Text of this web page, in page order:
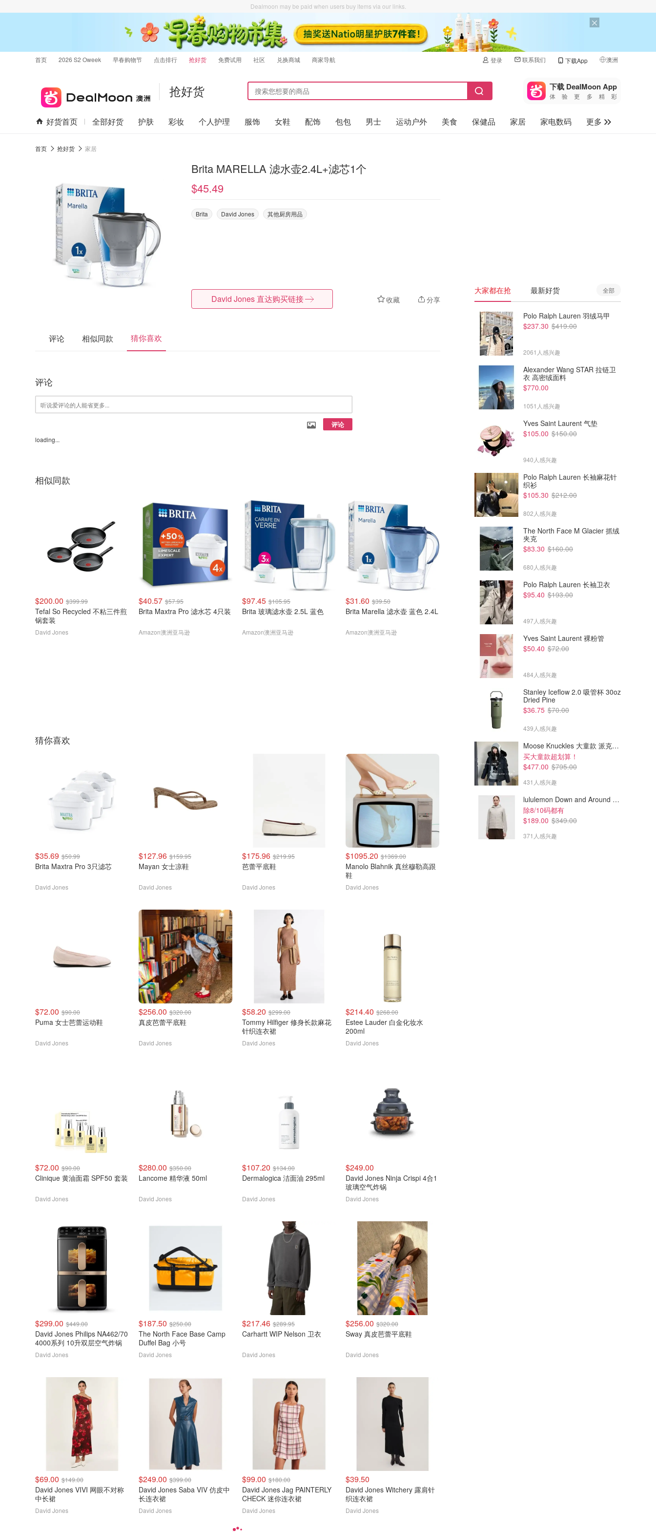
Dealmoon may be paid when users buy items via our links.
首页 2026 S2 Oweek 早春购物节 点击排行 抢好货 免费试用 社区 兑换商城 商家导航 登录 联系我们 下载App 澳洲
🇺🇸
🇨🇳 中国
🇨🇦加拿大
抢好货 下载 DealMoon App
体验更多精彩
好货首页 全部好货 护肤 彩妆 个人护理 服饰 女鞋 配饰 包包 男士 运动户外 美食 保健品 家居 家电数码
更多
首页 抢好货 家居
Brita MARELLA 滤水壶2.4L+滤芯1个
$45.49
Brita David Jones 其他厨房用品
收藏 分享
David Jones 直达购买链接
评论 相似同款 猜你喜欢
评论
评论
loading...
相似同款
$200.00 $399.99
Tefal So Recycled 不粘三件煎
锅套装
David Jones
$40.57 $57.95
Brita Maxtra Pro 滤水芯 4只装
Amazon澳洲亚马逊
$97.45 $105.95
Brita 玻璃滤水壶 2.5L 蓝色
Amazon澳洲亚马逊
$31.60 $39.50
Brita Marella 滤水壶 蓝色 2.4L
Amazon澳洲亚马逊
$117.50 $50.23
(2.4L) 滤水壶 + 滤芯x3
猜你喜欢
$35.69 $50.99
Brita Maxtra Pro 3只滤芯
David Jones
$127.96 $159.95
Mayan 女士凉鞋
David Jones
$175.96 $219.95
芭蕾平底鞋
David Jones
$1095.20 $1369.00
Manolo Blahnik 真丝穆勒高跟
鞋
David Jones
$72.00 $90.00
Puma 女士芭蕾运动鞋
David Jones
$256.00 $320.00
真皮芭蕾平底鞋
David Jones
$58.20 $299.00
Tommy Hilfiger 修身长款麻花
针织连衣裙
David Jones
$214.40 $268.00
Estee Lauder 白金化妆水
200ml
David Jones
$72.00 $90.00
Clinique 黄油面霜 SPF50 套装
David Jones
$280.00 $350.00
Lancome 精华液 50ml
David Jones
$107.20 $134.00
Dermalogica 洁面油 295ml
David Jones
$249.00
David Jones Ninja Crispi 4合1
玻璃空气炸锅
David Jones
$299.00 $449.00
David Jones Philips NA462/70
4000系列 10升双层空气炸锅
David Jones
$187.50 $250.00
The North Face Base Camp
Duffel Bag 小号
David Jones
$217.46 $289.95
Carhartt WIP Nelson 卫衣
David Jones
$256.00 $320.00
Sway 真皮芭蕾平底鞋
David Jones
$69.00 $149.00
David Jones VIVI 网眼不对称
中长裙
David Jones
$249.00 $399.00
David Jones Saba VIV 仿皮中
长连衣裙
David Jones
$99.00 $180.00
David Jones Jag PAINTERLY
CHECK 迷你连衣裙
David Jones
$39.50
David Jones Witchery 露肩针
织连衣裙
David Jones
大家都在抢 最新好货 全部
Polo Ralph Lauren 羽绒马甲
$237.30 $419.00
2061人感兴趣
Alexander Wang STAR 拉链卫
衣 高密绒面料
$770.00
1051人感兴趣
Yves Saint Laurent 气垫
$105.00 $150.00
940人感兴趣
Polo Ralph Lauren 长袖麻花针
织衫
$105.30 $212.00
802人感兴趣
The North Face M Glacier 抓绒
夹克
$83.30 $160.00
680人感兴趣
Polo Ralph Lauren 长袖卫衣
$95.40 $193.00
497人感兴趣
Yves Saint Laurent 裸粉管
$50.40 $72.00
484人感兴趣
Stanley Iceflow 2.0 吸管杯 30oz
Dried Pine
$36.75 $70.00
439人感兴趣
Moose Knuckles 大童款 派克羽绒服
买大童款超划算！
$477.00 $795.00
431人感兴趣
lululemon Down and Around 羽绒夹克
除8/10码都有
$189.00 $349.00
371人感兴趣